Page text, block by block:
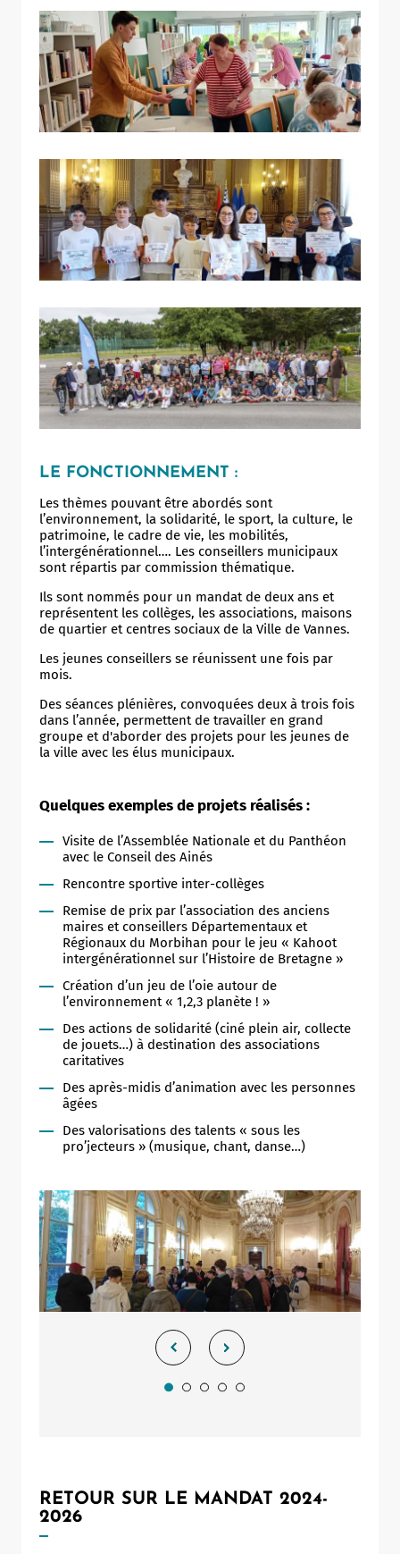
LE FONCTIONNEMENT :
Les thèmes pouvant être abordés sont
l’environnement, la solidarité, le sport, la culture, le
patrimoine, le cadre de vie, les mobilités,
l’intergénérationnel…. Les conseillers municipaux
sont répartis par commission thématique.
Ils sont nommés pour un mandat de deux ans et
représentent les collèges, les associations, maisons
de quartier et centres sociaux de la Ville de Vannes.
Les jeunes conseillers se réunissent une fois par
mois.
Des séances plénières, convoquées deux à trois fois
dans l’année, permettent de travailler en grand
groupe et d'aborder des projets pour les jeunes de
la ville avec les élus municipaux.
Quelques exemples de projets réalisés :
Visite de l’Assemblée Nationale et du Panthéon
avec le Conseil des Ainés
Rencontre sportive inter-collèges
Remise de prix par l’association des anciens
maires et conseillers Départementaux et
Régionaux du Morbihan pour le jeu « Kahoot
intergénérationnel sur l’Histoire de Bretagne »
Création d’un jeu de l’oie autour de
l’environnement « 1,2,3 planète ! »
Des actions de solidarité (ciné plein air, collecte
de jouets…) à destination des associations
caritatives
Des après-midis d’animation avec les personnes
âgées
Des valorisations des talents « sous les
pro’jecteurs » (musique, chant, danse…)
RETOUR SUR LE MANDAT 2024-
2026
ShareThis is disabled. Allow